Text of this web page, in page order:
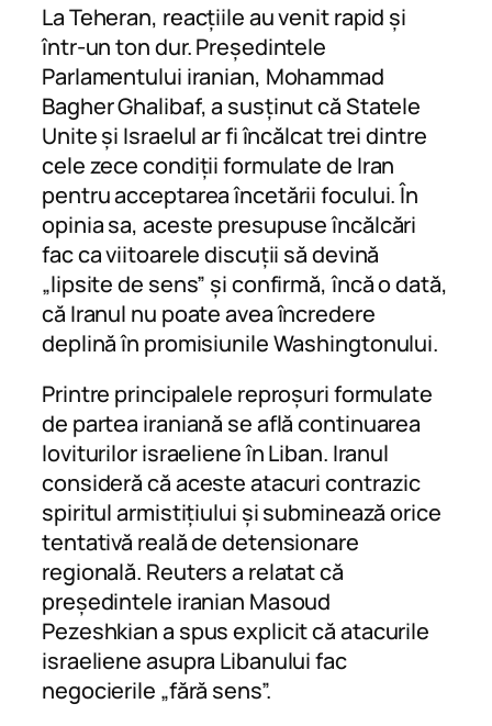
La Teheran, reacțiile au venit rapid și
într-un ton dur. Președintele
Parlamentului iranian, Mohammad
Bagher Ghalibaf, a susținut că Statele
Unite și Israelul ar fi încălcat trei dintre
cele zece condiții formulate de Iran
pentru acceptarea încetării focului. În
opinia sa, aceste presupuse încălcări
fac ca viitoarele discuții să devină
„lipsite de sens” și confirmă, încă o dată,
că Iranul nu poate avea încredere
deplină în promisiunile Washingtonului.
Printre principalele reproșuri formulate
de partea iraniană se află continuarea
loviturilor israeliene în Liban. Iranul
consideră că aceste atacuri contrazic
spiritul armistițiului și subminează orice
tentativă reală de detensionare
regională. Reuters a relatat că
președintele iranian Masoud
Pezeshkian a spus explicit că atacurile
israeliene asupra Libanului fac
negocierile „fără sens”.